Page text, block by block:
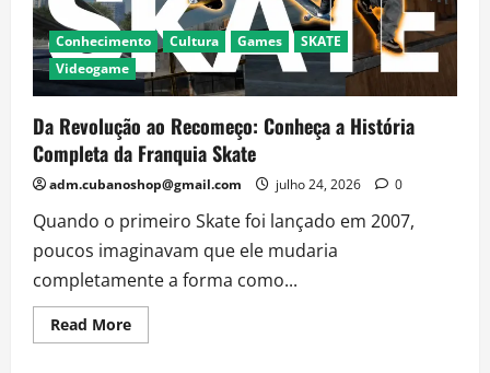
Conhecimento Cultura Games
SKATE
Videogame
Da Revolução ao Recomeço: Conheça a História
Completa da Franquia Skate
adm.cubanoshop@gmail.com julho 24, 2026 0
Quando o primeiro Skate foi lançado em 2007,
poucos imaginavam que ele mudaria
completamente a forma como...
Read MoreRead
more